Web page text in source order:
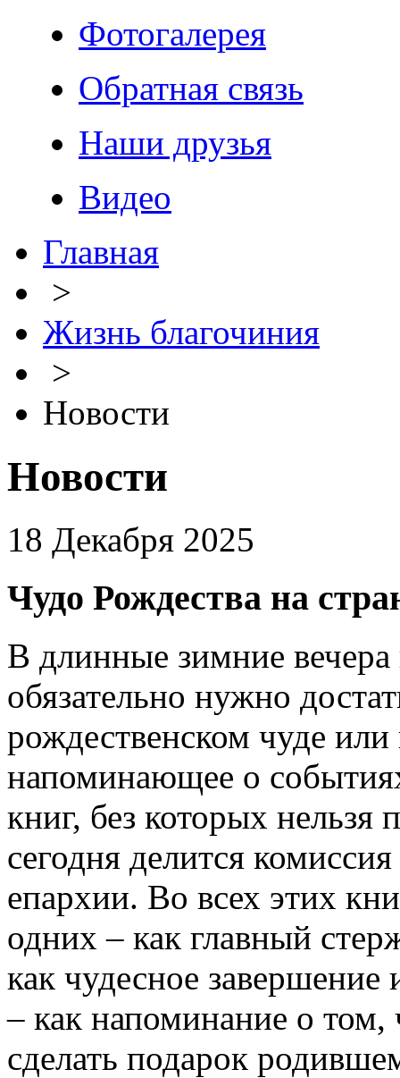
Фотогалерея
Обратная связь
Наши друзья
Видео
Главная
>
Жизнь благочиния
>
Новости
Новости
18 Декабря 2025
Чудо Рождества на
В длинные зимние вечера
обязательно нужно
рождественском чуде
напоминающее о
книг, без которых нельзя
сегодня делится
епархии. Во всех этих
одних – как главный
как чудесное
– как напоминание о
сделать подарок